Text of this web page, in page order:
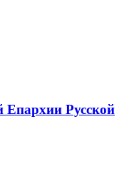
Епархии Русской